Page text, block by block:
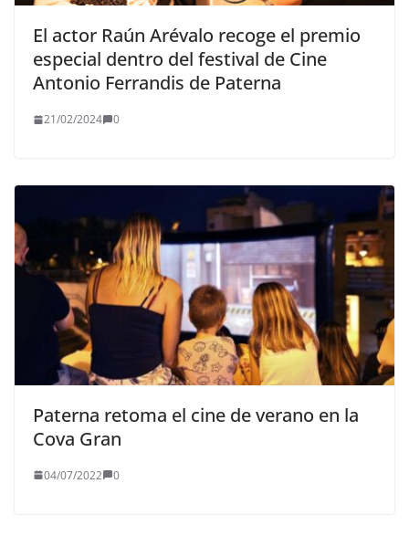
El actor Raún Arévalo recoge el premio
especial dentro del festival de Cine
Antonio Ferrandis de Paterna
21/02/2024 0
Paterna retoma el cine de verano en la
Cova Gran
04/07/2022 0